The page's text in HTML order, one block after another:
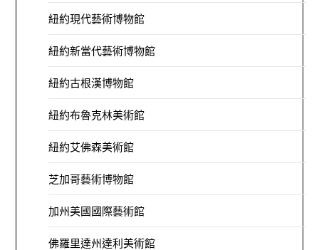
紐約現代藝術博物館
紐約新當代藝術博物館
紐約古根漢博物館
紐約布魯克林美術館
紐約艾佛森美術館
芝加哥藝術博物館
加州美國國際藝術館
佛羅里達州達利美術館